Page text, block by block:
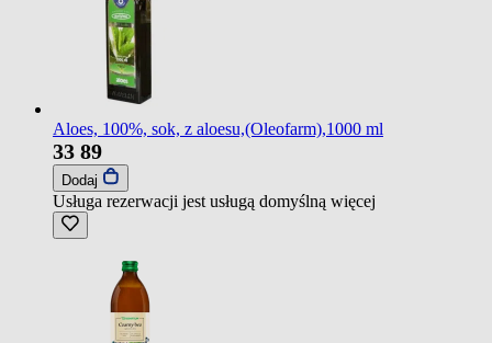
Aloes, 100%, sok, z aloesu,(Oleofarm),1000 ml
33 89
Dodaj
Usługa rezerwacji jest usługą domyślną więcej